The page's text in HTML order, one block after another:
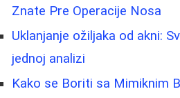
Znate Pre Operacije Nosa
Uklanjanje ožiljaka od akni:
jednoj analizi
Kako se Boriti sa Mimiknim